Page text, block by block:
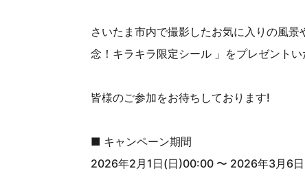
さいたま市内で撮影したお気に入りの風
念！キラキラ限定シール 」をプレゼントい
皆様のご参加をお待ちしております!
■ キャンペーン期間
2026年2月1日(日)00:00 〜 2026年3月6